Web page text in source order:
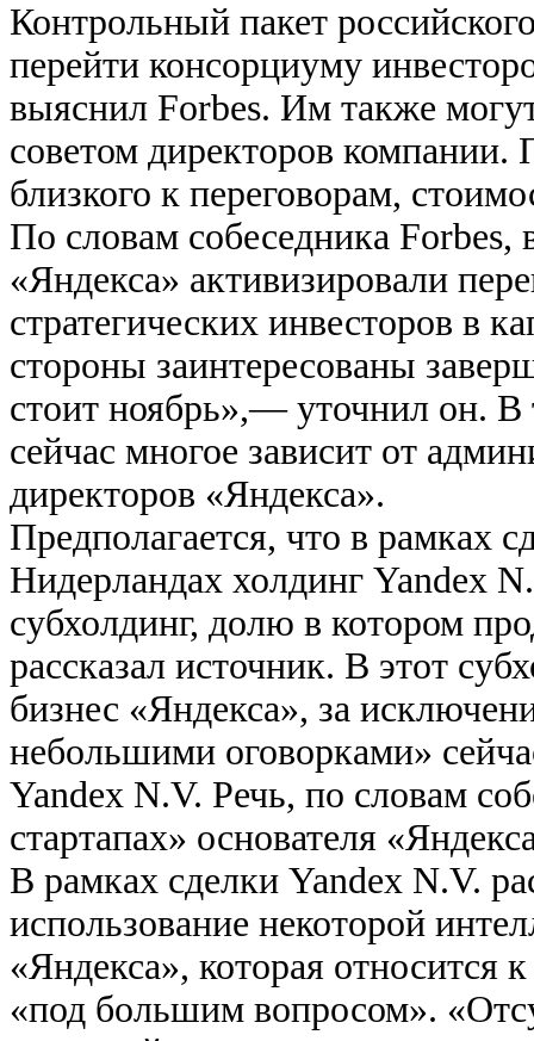
Контрольный пакет
перейти консорциуму
выяснил Forbes. Им также
советом директоров компании.
близкого к переговорам,
По словам собеседника
«Яндекса» активизировали
стратегических инвесторов в
стороны заинтересованы
стоит ноябрь»,— уточнил он. В
сейчас многое зависит от
директоров «Яндекса».
Предполагается, что в рамках
Нидерландах холдинг Yandex
субхолдинг, долю в котором
рассказал источник. В этот
бизнес «Яндекса», за
небольшими оговорками»
Yandex N.V. Речь, по словам
стартапах» основателя
В рамках сделки Yandex N.V.
использование некоторой
«Яндекса», которая относится
«под большим вопросом».